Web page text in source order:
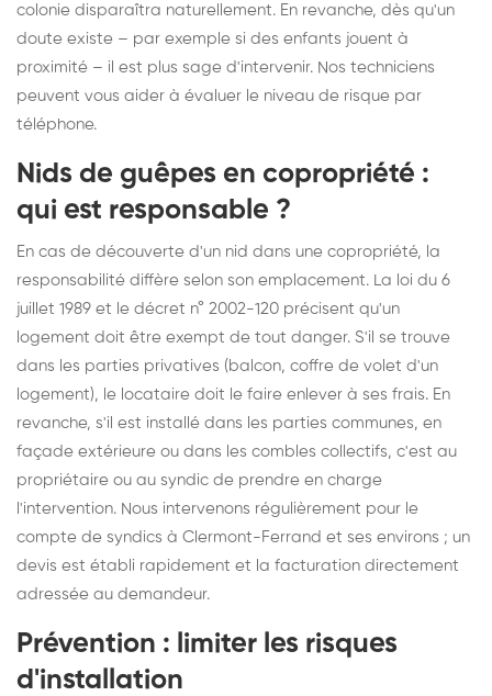
colonie disparaîtra naturellement. En revanche, dès qu'un
doute existe – par exemple si des enfants jouent à
proximité – il est plus sage d'intervenir. Nos techniciens
peuvent vous aider à évaluer le niveau de risque par
téléphone.
Nids de guêpes en copropriété :
qui est responsable ?
En cas de découverte d'un nid dans une copropriété, la
responsabilité diffère selon son emplacement. La loi du 6
juillet 1989 et le décret n° 2002-120 précisent qu'un
logement doit être exempt de tout danger. S'il se trouve
dans les parties privatives (balcon, coffre de volet d'un
logement), le locataire doit le faire enlever à ses frais. En
revanche, s'il est installé dans les parties communes, en
façade extérieure ou dans les combles collectifs, c'est au
propriétaire ou au syndic de prendre en charge
l'intervention. Nous intervenons régulièrement pour le
compte de syndics à Clermont-Ferrand et ses environs ; un
devis est établi rapidement et la facturation directement
adressée au demandeur.
Prévention : limiter les risques
d'installation